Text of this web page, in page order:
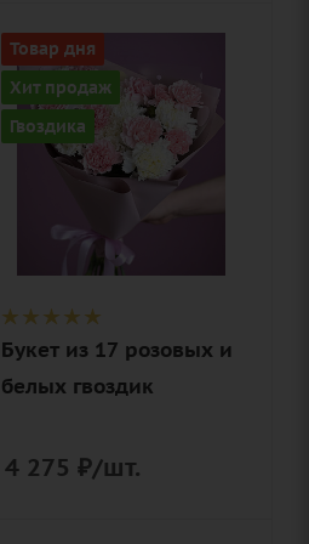
Товар дня
Хит продаж
Гвоздика
Количество
17
Цвет
разноцветный,
розовый
гвоздика
(диантус),
писташ, лента,
дизайнерская
упаковка
Букет из 17 розовых и
белых гвоздик
4 275 ₽/шт.